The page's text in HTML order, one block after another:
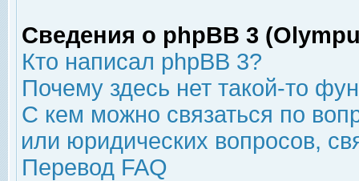
Сведения о phpBB 3
Кто написал phpBB 3?
Почему здесь нет такой-то
С кем можно связаться по
или юридических вопросов,
Перевод FAQ